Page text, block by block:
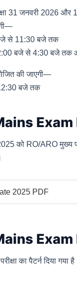
31 जनवरी 2026 और
से 11:30 बजे तक
2:00 बजे से 4:30 बजे
की जाएगी—
बजे तक
को RO/ARO मुख्य
2025 PDF
Exam
का पैटर्न दिया गया